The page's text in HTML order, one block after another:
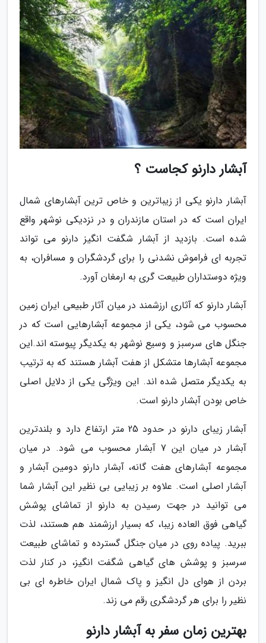
آبشار دارنو کجاست ؟
آبشار دارنو یکی از زیباترین و خاص ترین آبشارهای شمال
ایران است که در استان مازندران و در نزدیکی نوشهر واقع
شده است. بازدید از آبشار شگفت انگیز دارنو می تواند
تجربه ای فراموش نشدنی را برای گردشگران و مسافران، به
ویژه دوستداران طبیعت گری به ارمغان آورد.
آبشار دارنو که آثاری ارزشمند در میان آثار طبیعی ایران زمین
محسوب می شود، یکی از مجموعه آبشارهایی است که در
جنگل های سرسبز و وسیع نوشهر به یکدیگر پیوسته اند.این
مجموعه آبشارها متشکل از هفت آبشار هستند که به ترتیب
به یکدیگر متصل شده اند. این ویژگی یکی از دلایل اصلی
خاص بودن آبشار دارنو است.
آبشار زیبای دارنو در حدود 25 متر ارتفاع دارد و بلندترین
آبشار در میان این 7 آبشار محسوب می شود. در میان
مجموعه آبشارهای هفت گانه، آبشار دارنو دومین آبشار و
آبشار اصلی است. علاوه بر زیبایی بی نظیر این آبشار شما
می توانید در جهت رسیدن به دارنو از تماشای پوشش
گیاهی فوق العاده زیبا، که بسیار ارزشمند هم هستند، لذت
ببرید. پیاده روی در میان جنگل گسترده و تماشای طبیعت
سرسبز و پوشش های گیاهی شگفت انگیز، در کنار لذت
بردن از هوای دل انگیز و پاک شمال ایران خاطره ای بی
نظیر را برای هر گردشگری رقم می زند.
بهترین زمان سفر به آبشار دارنو